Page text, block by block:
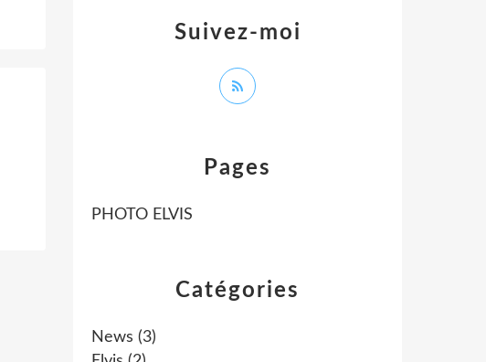
Catégories
News (3)
Pages
PHOTO ELVIS
Suivez-moi